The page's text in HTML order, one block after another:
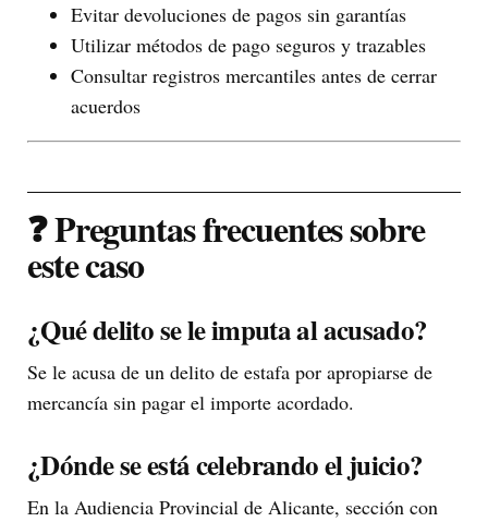
Evitar devoluciones de pagos sin garantías
Utilizar métodos de pago seguros y trazables
Consultar registros mercantiles antes de cerrar
acuerdos
❓ Preguntas frecuentes sobre
este caso
¿Qué delito se le imputa al acusado?
Se le acusa de un delito de estafa por apropiarse de
mercancía sin pagar el importe acordado.
¿Dónde se está celebrando el juicio?
En la Audiencia Provincial de Alicante, sección con